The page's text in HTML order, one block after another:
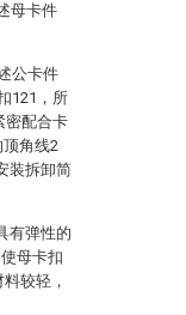
母卡件
公卡件
121，所
密配合卡
角线2
装拆卸简
有弹性的
母卡扣
较轻，